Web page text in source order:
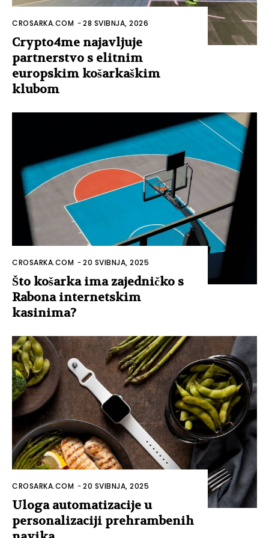
CROSARKA.COM -28 SVIBNJA, 2026
Crypto4me najavljuje
partnerstvo s elitnim
europskim košarkaškim
klubom
CROSARKA.COM -20 SVIBNJA, 2025
Što košarka ima zajedničko s
Rabona internetskim
kasinima?
CROSARKA.COM -20 SVIBNJA, 2025
Uloga automatizacije u
personalizaciji prehrambenih